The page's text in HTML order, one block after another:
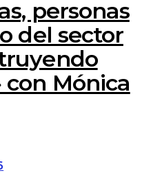
personas
del sector
con Mónica